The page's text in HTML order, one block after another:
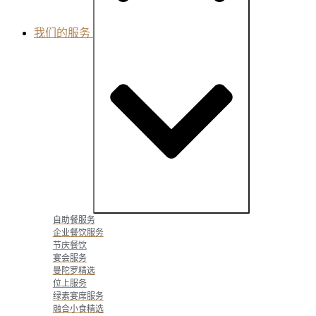
我们的服务
自助餐服务
企业餐饮服务
节庆餐饮
宴会服务
曼陀罗精选
位上服务
绿素宴席服务
融合小食精选